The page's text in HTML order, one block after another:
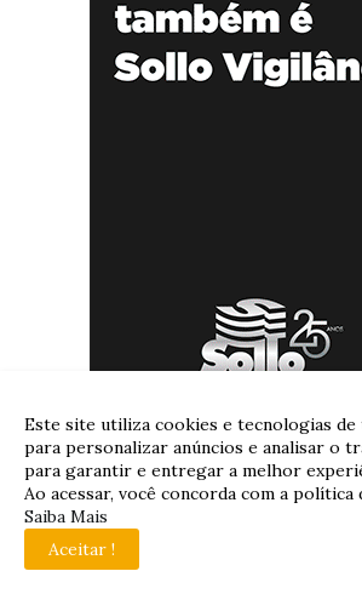
Este site utiliza cookies e tecnologias
para personalizar anúncios e analisar o
para garantir e entregar a melhor
Ao acessar, você concorda com a
Saiba Mais
Aceitar !